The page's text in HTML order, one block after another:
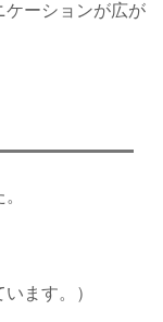
ケーションが広が
ます。）